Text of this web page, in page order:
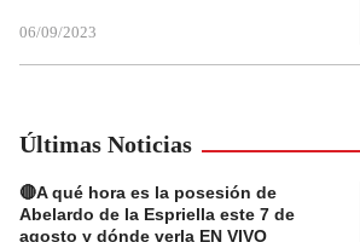
06/09/2023
Últimas Noticias
🔴A qué hora es la posesión de
Abelardo de la Espriella este 7 de
agosto y dónde verla EN VIVO